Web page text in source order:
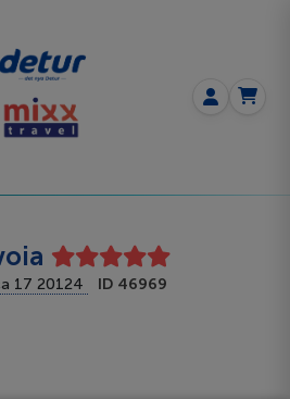
17 20124 ID 46969